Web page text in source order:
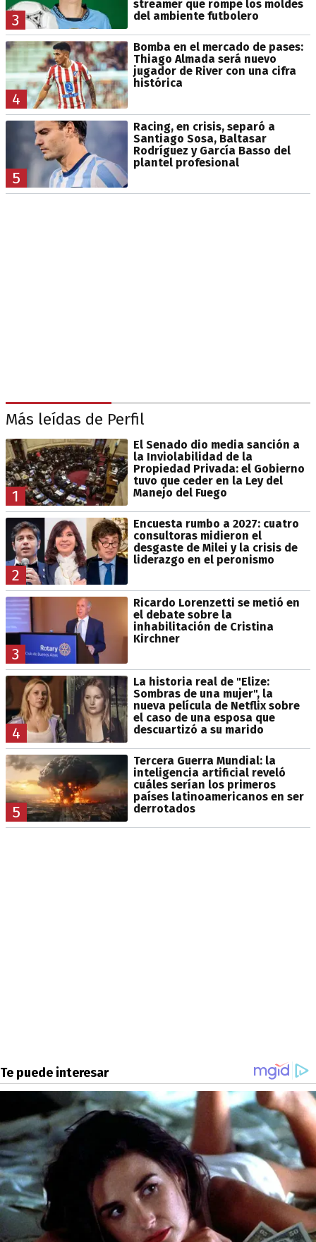
3
streamer que rompe los moldes
del ambiente futbolero
4
Bomba en el mercado de pases:
Thiago Almada será nuevo
jugador de River con una cifra
histórica
5
Racing, en crisis, separó a
Santiago Sosa, Baltasar
Rodríguez y García Basso del
plantel profesional
Más leídas de Perfil
1
El Senado dio media sanción a
la Inviolabilidad de la
Propiedad Privada: el Gobierno
tuvo que ceder en la Ley del
Manejo del Fuego
2
Encuesta rumbo a 2027: cuatro
consultoras midieron el
desgaste de Milei y la crisis de
liderazgo en el peronismo
3
Ricardo Lorenzetti se metió en
el debate sobre la
inhabilitación de Cristina
Kirchner
4
La historia real de "Elize:
Sombras de una mujer", la
nueva película de Netflix sobre
el caso de una esposa que
descuartizó a su marido
5
Tercera Guerra Mundial: la
inteligencia artificial reveló
cuáles serían los primeros
países latinoamericanos en ser
derrotados